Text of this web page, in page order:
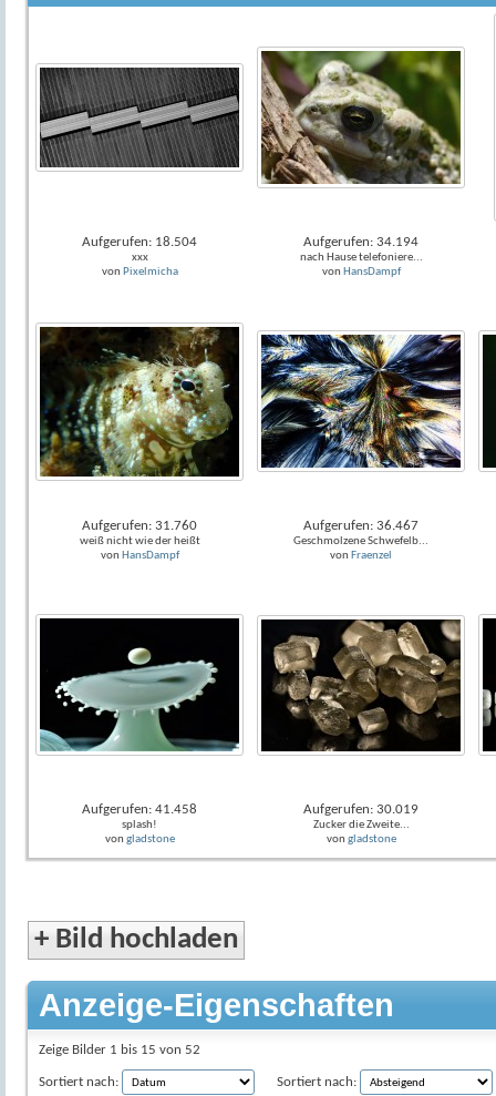
Aufgerufen: 18.504
xxx
von Pixelmicha
Aufgerufen: 34.194
nach Hause telefoniere...
von HansDampf
Aufgerufen: 31.760
weiß nicht wie der heißt
von HansDampf
Aufgerufen: 36.467
Geschmolzene Schwefelb...
von Fraenzel
Aufgerufen: 41.458
splash!
von gladstone
Aufgerufen: 30.019
Zucker die Zweite...
von gladstone
+ Bild hochladen
Anzeige-Eigenschaften
Zeige Bilder 1 bis 15 von 52
Sortiert nach: Sortiert nach: